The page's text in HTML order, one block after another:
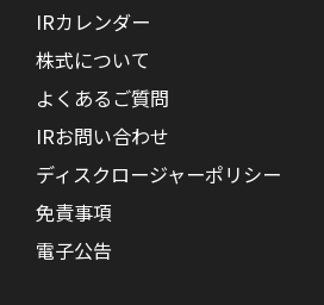
IRカレンダー
株式について
よくあるご質問
IRお問い合わせ
ディスクロージャーポリシー
免責事項
電子公告